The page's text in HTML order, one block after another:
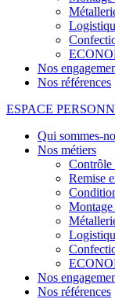
Nos
Nos références
ESPACE
Qui sommes-
Nos métiers
Contrôle
Remise
Montage
Nos
Nos références